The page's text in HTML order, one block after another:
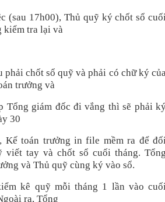
(sau 17h00), Thủ quỹ ký chốt sổ
kiểm tra lại và
phải chốt sổ quỹ và phải có chữ ký
trưởng và
Tổng giám đốc đi vắng thì sẽ phải
30
Kế toán trưởng in file mềm ra để
viết tay và chốt sổ cuối tháng.
và Thủ quỹ cùng ký vào sổ.
kê quỹ mỗi tháng 1 lần vào
ra, Tổng